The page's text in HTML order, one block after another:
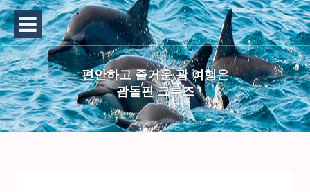
편안하고 즐거운 괌 여행은
괌돌핀 크루즈